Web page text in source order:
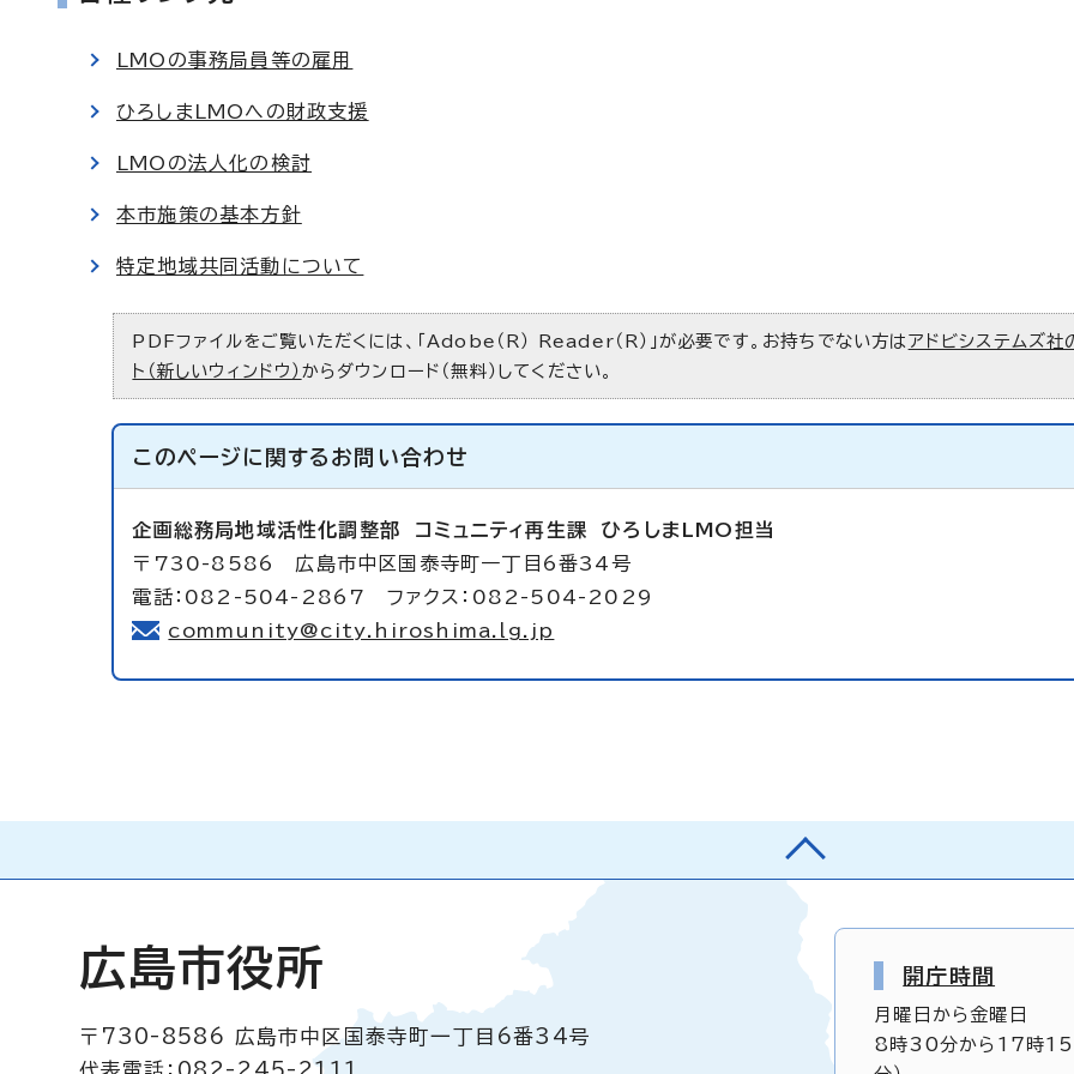
LMOの事務局員等の雇用
ひろしまLMOへの財政支援
LMOの法人化の検討
本市施策の基本方針
特定地域共同活動について
PDFファイルをご覧いただくには、「Adobe（R） Reader（R）」が必要です。お持ちでない方は アドビシステムズ社
ト（新しいウィンドウ） からダウンロード（無料）してください。
このページに関する お問い合わせ
企画総務局地域活性化調整部 コミュニティ再生課 ひろしまLMO担当
〒730-8586 広島市中区国泰寺町一丁目6番34号
電話：082-504-2867 ファクス：082-504-2029
community@city.hiroshima.lg.jp
広島市役所
〒730-8586
広島市中区国泰寺町一丁目6番34号
代表電話：082-245-2111
開庁時間
月曜日から金曜日
8時30分から17時15